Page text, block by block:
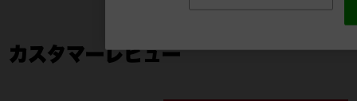
付属品
カスタマーレビュー